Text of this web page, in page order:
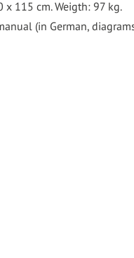
115 cm. Weigth: 97 kg.
(in German,